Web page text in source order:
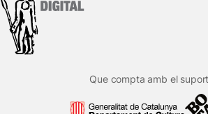
Que compta amb el